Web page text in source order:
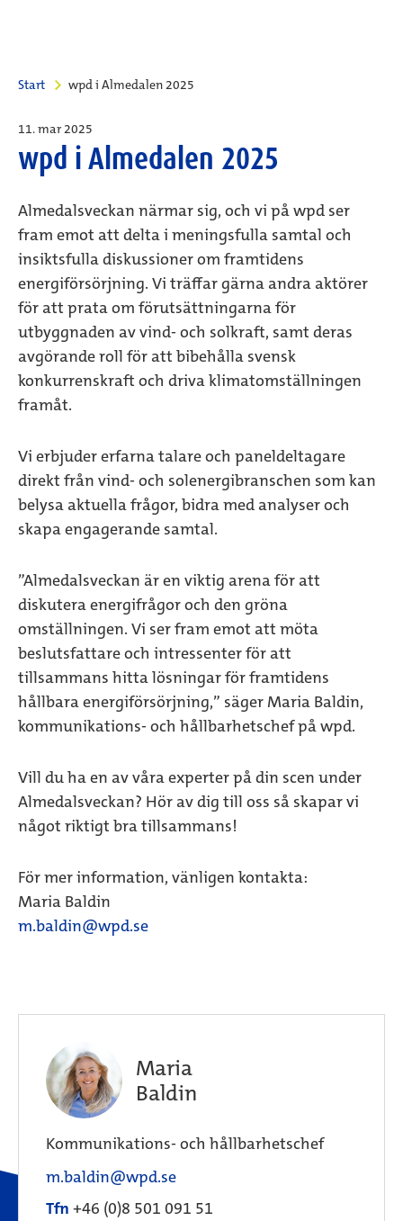
Start wpd i Almedalen 2025
11. mar 2025
wpd i Almedalen 2025
Almedalsveckan närmar sig, och vi på wpd ser
fram emot att delta i meningsfulla samtal och
insiktsfulla diskussioner om framtidens
energiförsörjning. Vi träffar gärna andra aktörer
för att prata om förutsättningarna för
utbyggnaden av vind- och solkraft, samt deras
avgörande roll för att bibehålla svensk
konkurrenskraft och driva klimatomställningen
framåt.
Vi erbjuder erfarna talare och paneldeltagare
direkt från vind- och solenergibranschen som kan
belysa aktuella frågor, bidra med analyser och
skapa engagerande samtal.
”Almedalsveckan är en viktig arena för att
diskutera energifrågor och den gröna
omställningen. Vi ser fram emot att möta
beslutsfattare och intressenter för att
tillsammans hitta lösningar för framtidens
hållbara energiförsörjning,” säger Maria Baldin,
kommunikations- och hållbarhetschef på wpd.
Vill du ha en av våra experter på din scen under
Almedalsveckan? Hör av dig till oss så skapar vi
något riktigt bra tillsammans!
För mer information, vänligen kontakta:
Maria Baldin
m.baldin@wpd.se
Maria
Baldin
Kommunikations- och hållbarhetschef
m.baldin@wpd.se
Tfn +46 (0)8 501 091 51